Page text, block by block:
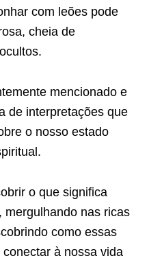
com leões pode
cheia de
mencionado e
de interpretações que
o nosso estado
o que significa
nas ricas
como essas
à nossa vida